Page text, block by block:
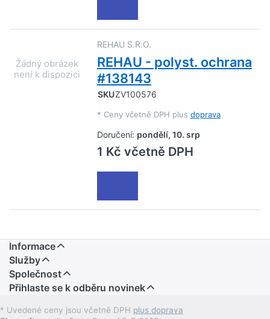
REHAU S.R.O.
REHAU - polyst. ochrana
#138143
SKUZV100576
* Ceny včetně DPH plus doprava
Doručení: pondělí, 10. srp
1 Kč včetně DPH
Informace
Služby
Společnost
Přihlaste se k odběru novinek
* Uvedené ceny jsou včetně DPH plus doprava